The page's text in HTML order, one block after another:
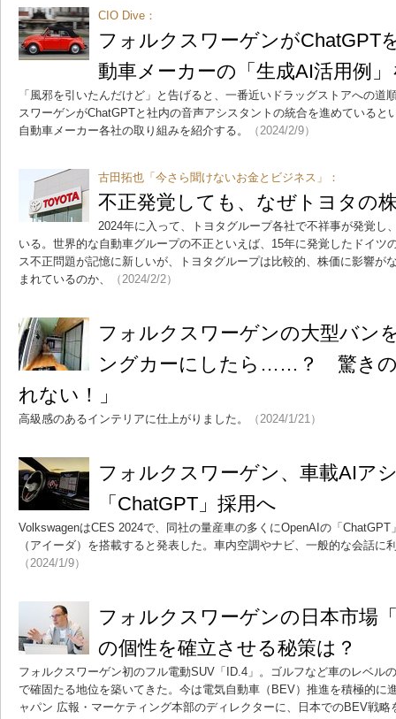
CIO Dive：
フォルクスワーゲンが
動車メーカーの「生成AI活用例
「風邪を引いたんだけど」と告げると、一番近いドラッグストアへの
スワーゲンがChatGPTと社内の音声アシスタントの統合を進めていると
自動車メーカー各社の取り組みを紹介する。
（2024/2/9）
古田拓也「今さら聞けないお金とビジネス」：
不正発覚しても、なぜトヨタの
2024年に入って、トヨタグループ各社で不祥事が発覚し
いる。世界的な自動車グループの不正といえば、15年に発覚したドイツ
ス不正問題が記憶に新しいが、トヨタグループは比較的、株価に影響が
まれているのか、
（2024/2/2）
フォルクスワーゲンの大型バン
ングカーにしたら……？ 驚きの
れない！」
高級感のあるインテリアに仕上がりました。 （2024/1/21）
フォルクスワーゲン、車載AIア
「ChatGPT」採用へ
VolkswagenはCES 2024で、同社の量産車の多くにOpenAIの「
（アイーダ）を搭載すると発表した。車内空調やナビ、一般的な会話に
（2024/1/9）
フォルクスワーゲンの日本市場
の個性を確立させる秘策は？
フォルクスワーゲン初のフル電動SUV「ID.4」。ゴルフなど車のレベル
で確固たる地位を築いてきた。今は電気自動車（BEV）推進を積極的に
ャパン 広報・マーケティング本部のディレクターに、日本でのBEV戦略